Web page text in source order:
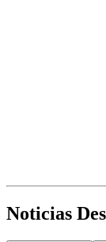
Noticias